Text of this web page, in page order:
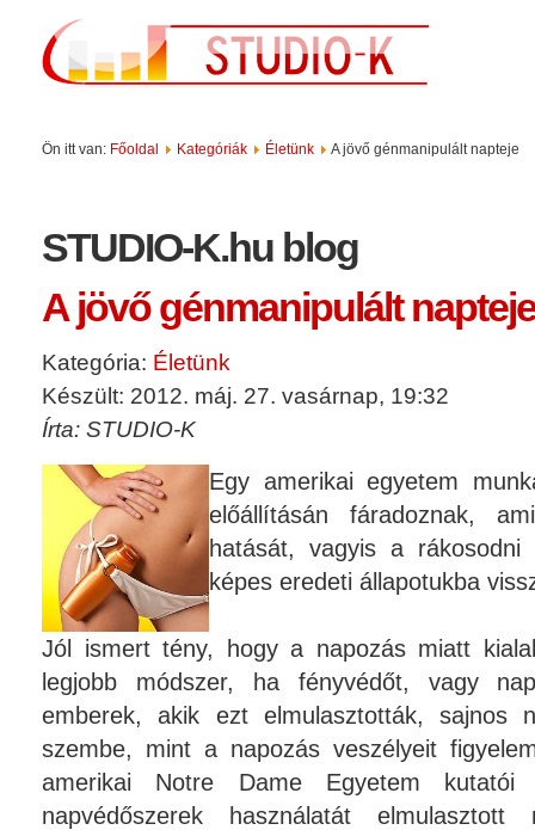
Ön itt van: Főoldal Kategóriák Életünk A jövő génmanipulált napteje
STUDIO-K.hu blog
A jövő génmanipulált napteje
Kategória: Életünk
Készült: 2012. máj. 27. vasárnap, 19:32
Írta: STUDIO-K
Egy amerikai egyetem
előállításán fáradoznak,
hatását, vagyis a
képes eredeti állapotukba
Jól ismert tény, hogy a napozás miatt
legjobb módszer, ha fényvédőt, vagy
emberek, akik ezt elmulasztották, sajnos
szembe, mint a napozás veszélyeit
amerikai Notre Dame Egyetem
napvédőszerek használatát